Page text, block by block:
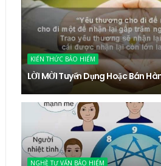
KIẾN THỨC BẢO HIỂM
LỜI MỜI Tuyển Dụng Hoặc Bán
NGHỀ TƯ VẤN BẢO HIỂM